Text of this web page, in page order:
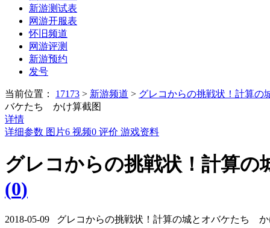
新游测试表
网游开服表
怀旧频道
网游评测
新游预约
发号
当前位置： 17173 > 新游频道 > グレコからの挑戦状！計算
バケたち かけ算截图
详情
详细参数 图片6 视频0 评价 游戏资料
グレコからの挑戦状！計算
(0)
2018-05-09 グレコからの挑戦状！計算の城とオバケたち